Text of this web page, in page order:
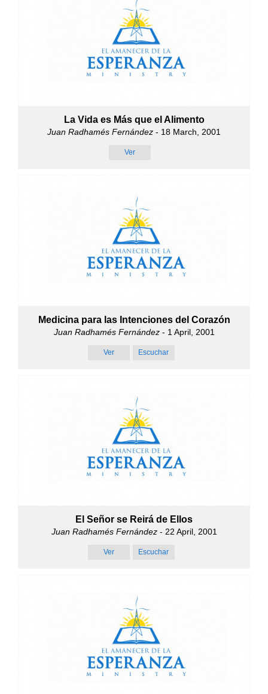
La Vida es Más que el Alimento
Juan Radhamés Fernández - 18 March, 2001
Ver
Medicina para las Intenciones del Corazón
Juan Radhamés Fernández- 1 April, 2001
Ver Escuchar
El Señor se Reirá de Ellos
Juan Radhamés Fernández- 22 April, 2001
Ver Escuchar